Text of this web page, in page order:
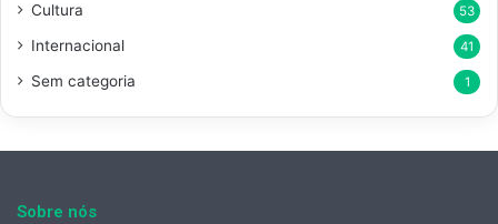
Cultura 53
Internacional 41
Sem categoria 1
Sobre nós